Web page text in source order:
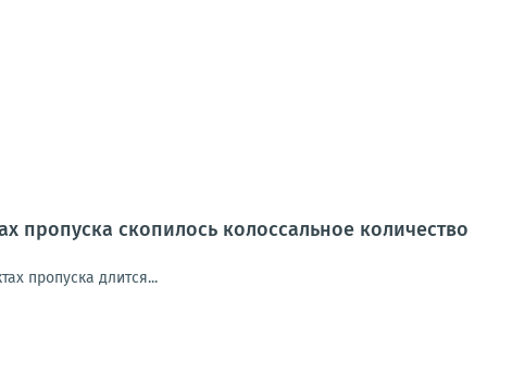
пропуска скопилось колоссальное количество
пропуска длится...